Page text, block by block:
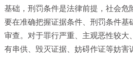
基础，刑罚条件是法律前提，社会危
要在准确把握证据条件、刑罚条件基
审查。对于罪行严重、主观恶性较大
有串供、毁灭证据、妨碍作证等妨害